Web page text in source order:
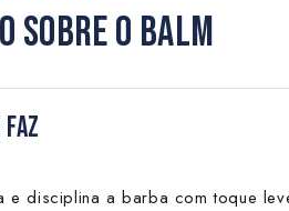
SOBRE O BALM
e disciplina a barba com toque